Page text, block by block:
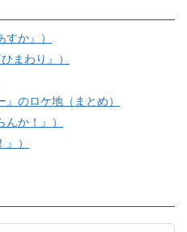
すか』）
まわり』）
のロケ地（まとめ）
か！』）
）